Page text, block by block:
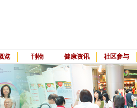
览 刊物 健康资讯 社区参与